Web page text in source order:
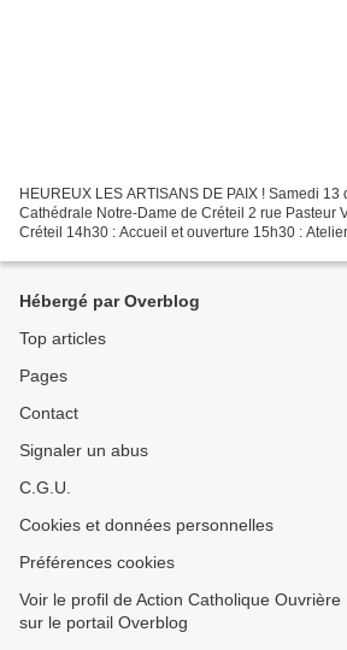
HEUREUX LES ARTISANS DE PAIX ! Samedi 13
Cathédrale Notre-Dame de Créteil 2 rue Pasteur
Créteil 14h30 : Accueil et ouverture 15h30 :
Hébergé par Overblog
Top articles
Pages
Contact
Signaler un abus
C.G.U.
Cookies et données personnelles
Préférences cookies
Voir le profil de Action Catholique
sur le portail Overblog